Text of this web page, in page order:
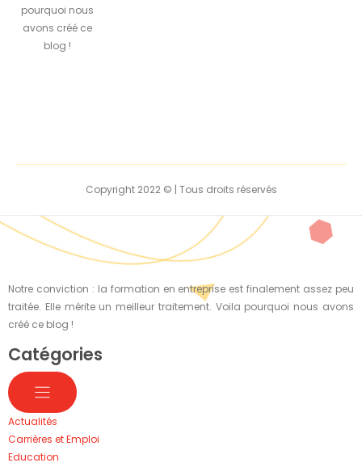
pourquoi nous
avons créé ce
blog !
Copyright 2022 © | Tous droits réservés
Notre conviction : la formation en entreprise est finalement assez peu
traitée. Elle mérite un meilleur traitement. Voila pourquoi nous avons
créé ce blog !
Catégories
Actualités
Carrières et Emploi
Education